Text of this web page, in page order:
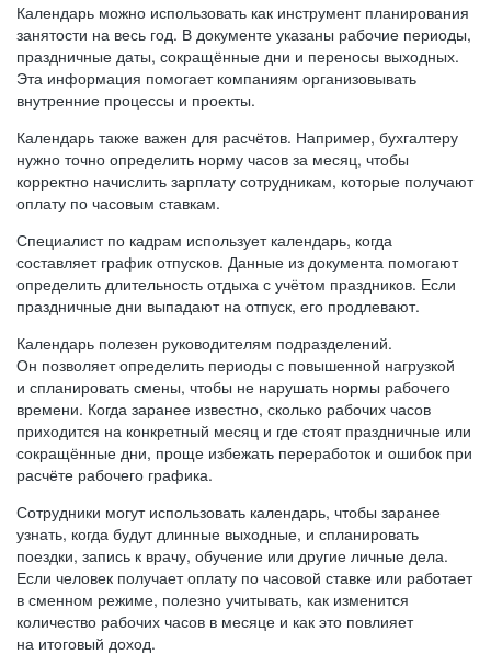
Календарь можно использовать как инструмент планирования
занятости на весь год. В документе указаны рабочие периоды,
праздничные даты, сокращённые дни и переносы выходных.
Эта информация помогает компаниям организовывать
внутренние процессы и проекты.
Календарь также важен для расчётов. Например, бухгалтеру
нужно точно определить норму часов за месяц, чтобы
корректно начислить зарплату сотрудникам, которые получают
оплату по часовым ставкам.
Специалист по кадрам использует календарь, когда
составляет график отпусков. Данные из документа помогают
определить длительность отдыха с учётом праздников. Если
праздничные дни выпадают на отпуск, его продлевают.
Календарь полезен руководителям подразделений.
Он позволяет определить периоды с повышенной нагрузкой
и спланировать смены, чтобы не нарушать нормы рабочего
времени. Когда заранее известно, сколько рабочих часов
приходится на конкретный месяц и где стоят праздничные или
сокращённые дни, проще избежать переработок и ошибок при
расчёте рабочего графика.
Сотрудники могут использовать календарь, чтобы заранее
узнать, когда будут длинные выходные, и спланировать
поездки, запись к врачу, обучение или другие личные дела.
Если человек получает оплату по часовой ставке или работает
в сменном режиме, полезно учитывать, как изменится
количество рабочих часов в месяце и как это повлияет
на итоговый доход.